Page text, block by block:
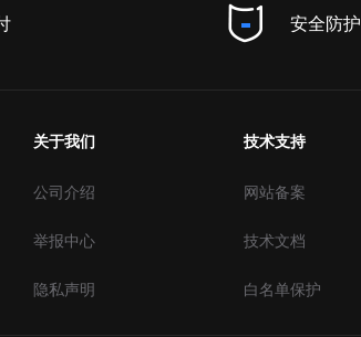
安全防护
关于我们
公司介绍
举报中心
隐私声明
技术支持
网站备案
技术文档
白名单保护